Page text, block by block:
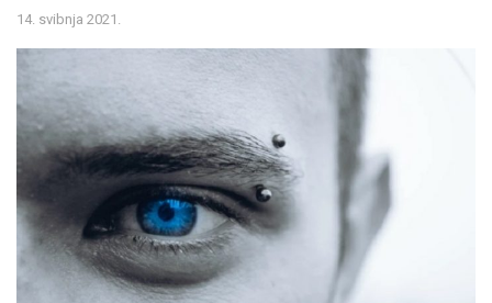
14. svibnja 2021.